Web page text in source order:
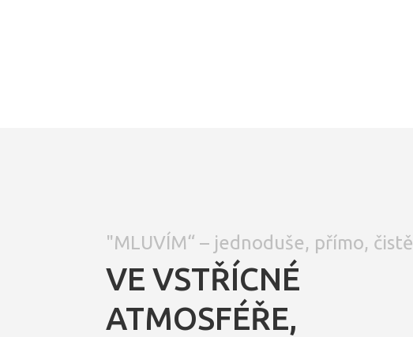
"MLUVÍM“ – jednoduše, přímo, čistě
VE VSTŘÍCNÉ
ATMOSFÉŘE,